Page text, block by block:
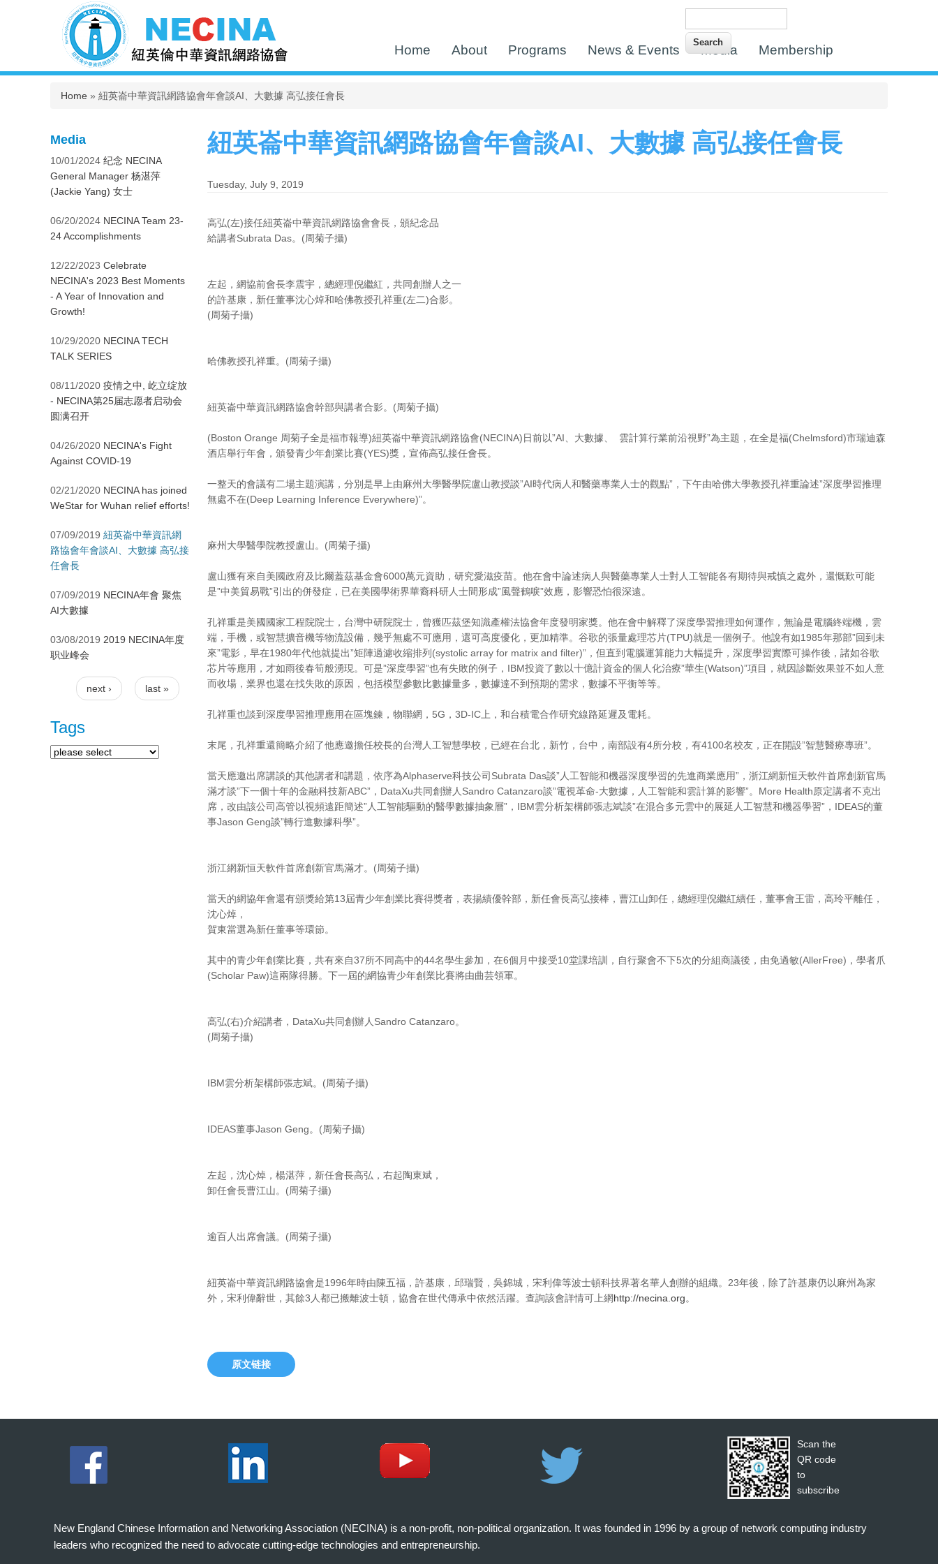
Home About Programs News & Events Media Membership
You are here
Home » 紐英崙中華資訊網路協會年會談AI、大數據 高弘接任會長
紐英崙中華資訊網路協會年會談AI、大數據 高弘接任會長
Tuesday, July 9, 2019
高弘(左)接任紐英崙中華資訊網路協會會長，頒紀念品
給講者Subrata Das。(周菊子攝)
左起，網協前會長李震宇，總經理倪繼紅，共同創辦人之一
的許基康，新任董事沈心焯和哈佛教授孔祥重(左二)合影。
(周菊子攝)
哈佛教授孔祥重。(周菊子攝)
紐英崙中華資訊網路協會幹部與講者合影。(周菊子攝)
(Boston Orange 周菊子全是福市報導)紐英崙中華資訊網路協會(NECINA)日前以”AI、大數據、 雲計算行業前沿視野”為主題，在全是福(Chelmsford)市瑞迪森
酒店舉行年會，頒發青少年創業比賽(YES)獎，宣佈高弘接任會長。
一整天的會議有二場主題演講，分別是早上由麻州大學醫學院盧山教授談”AI時代病人和醫藥專業人士的觀點”，下午由哈佛大學教授孔祥重論述”深度學習推理
無處不在(Deep Learning Inference Everywhere)”。
麻州大學醫學院教授盧山。(周菊子攝)
盧山獲有來自美國政府及比爾蓋茲基金會6000萬元資助，研究愛滋疫苗。他在會中論述病人與醫藥專業人士對人工智能各有期待與戒慎之處外，還慨歎可能
是”中美貿易戰”引出的併發症，已在美國學術界華裔科研人士間形成”風聲鶴唳”效應，影響恐怕很深遠。
孔祥重是美國國家工程院院士，台灣中研院院士，曾獲匹茲堡知識產權法協會年度發明家獎。他在會中解釋了深度學習推理如何運作，無論是電腦終端機，雲
端，手機，或智慧擴音機等物流設備，幾乎無處不可應用，還可高度優化，更加精準。谷歌的張量處理芯片(TPU)就是一個例子。他說有如1985年那部”回到未
來”電影，早在1980年代他就提出”矩陣過濾收縮排列(systolic array for matrix and filter)”，但直到電腦運算能力大幅提升，深度學習實際可操作後，諸如谷歌
芯片等應用，才如雨後春筍般湧現。可是”深度學習”也有失敗的例子，IBM投資了數以十億計資金的個人化治療”華生(Watson)”項目，就因診斷效果並不如人意
而收場，業界也還在找失敗的原因，包括模型參數比數據量多，數據達不到預期的需求，數據不平衡等等。
孔祥重也談到深度學習推理應用在區塊鍊，物聯網，5G，3D-IC上，和台積電合作研究線路延遲及電耗。
末尾，孔祥重還簡略介紹了他應邀擔任校長的台灣人工智慧學校，已經在台北，新竹，台中，南部設有4所分校，有4100名校友，正在開設”智慧醫療專班”。
當天應邀出席講談的其他講者和講題，依序為Alphaserve科技公司Subrata Das談”人工智能和機器深度學習的先進商業應用”，浙江網新恒天軟件首席創新官馬
滿才談”下一個十年的金融科技新ABC”，DataXu共同創辦人Sandro Catanzaro談”電視革命-大數據，人工智能和雲計算的影響”。More Health原定講者不克出
席，改由該公司高管以視頻遠距簡述”人工智能驅動的醫學數據抽象層”，IBM雲分析架構師張志斌談”在混合多元雲中的展延人工智慧和機器學習”，IDEAS的董
事Jason Geng談”轉行進數據科學”。
浙江網新恒天軟件首席創新官馬滿才。(周菊子攝)
當天的網協年會還有頒獎給第13屆青少年創業比賽得獎者，表揚績優幹部，新任會長高弘接棒，曹江山卸任，總經理倪繼紅續任，董事會王雷，高玲平離任，
沈心焯，
賀東當選為新任董事等環節。
其中的青少年創業比賽，共有來自37所不同高中的44名學生參加，在6個月中接受10堂課培訓，自行聚會不下5次的分組商議後，由免過敏(AllerFree)，學者爪
(Scholar Paw)這兩隊得勝。下一屆的網協青少年創業比賽將由曲芸領軍。
高弘(右)介紹講者，DataXu共同創辦人Sandro Catanzaro。
(周菊子攝)
IBM雲分析架構師張志斌。(周菊子攝)
IDEAS董事Jason Geng。(周菊子攝)
左起，沈心焯，楊湛萍，新任會長高弘，右起陶東斌，
卸任會長曹江山。(周菊子攝)
逾百人出席會議。(周菊子攝)
紐英崙中華資訊網路協會是1996年時由陳五福，許基康，邱瑞賢，吳錦城，宋利偉等波士頓科技界著名華人創辦的組織。23年後，除了許基康仍以麻州為家
外，宋利偉辭世，其餘3人都已搬離波士頓，協會在世代傳承中依然活躍。查詢該會詳情可上網http://necina.org。
原文链接
Media
10/01/2024 纪念 NECINA
General Manager 杨湛萍
(Jackie Yang) 女士
06/20/2024 NECINA Team 23-
24 Accomplishments
12/22/2023 Celebrate
NECINA's 2023 Best Moments
- A Year of Innovation and
Growth!
10/29/2020 NECINA TECH
TALK SERIES
08/11/2020 疫情之中, 屹立绽放
- NECINA第25届志愿者启动会
圆满召开
04/26/2020 NECINA's Fight
Against COVID-19
02/21/2020 NECINA has joined
WeStar for Wuhan relief efforts!
07/09/2019 紐英崙中華資訊網
路協會年會談AI、大數據 高弘接
任會長
07/09/2019 NECINA年會 聚焦
AI大數據
03/08/2019 2019 NECINA年度
职业峰会
Pages
next › last »
Tags
Scan the
QR code
to
subscribe
New England Chinese Information and Networking Association (NECINA) is a non-profit, non-political organization. It was founded in 1996 by a group of network computing industry
leaders who recognized the need to advocate cutting-edge technologies and entrepreneurship.